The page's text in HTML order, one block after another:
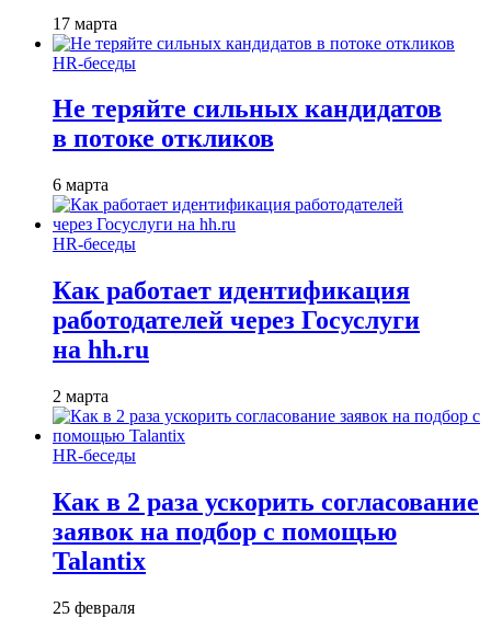
17 марта
HR-беседы
Не теряйте сильных кандидатов
в потоке откликов
6 марта
HR-беседы
Как работает идентификация
работодателей через Госуслуги
на hh.ru
2 марта
HR-беседы
Как в 2 раза ускорить согласование
заявок на подбор с помощью
Talantix
25 февраля